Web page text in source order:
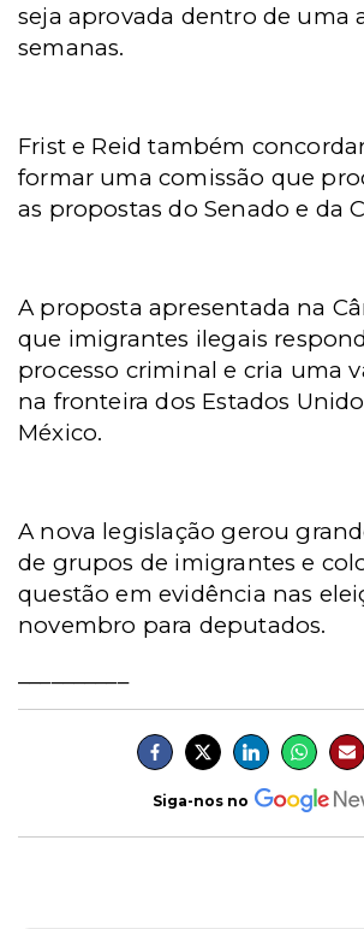
seja aprovada dentro de uma
semanas.
Frist e Reid também
formar uma comissão que
as propostas do Senado e da
A proposta apresentada na
que imigrantes ilegais
processo criminal e cria uma
na fronteira dos Estados
México.
A nova legislação gerou
de grupos de imigrantes e
questão em evidência nas
novembro para deputados.
Siga-nos no